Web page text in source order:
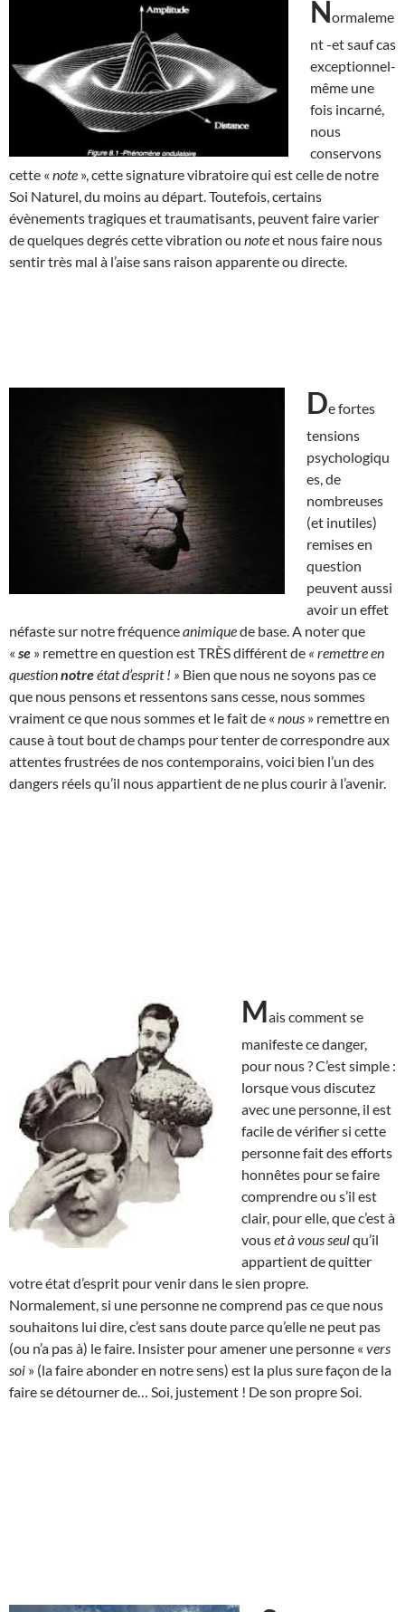
Normaleme
nt -et sauf cas
exceptionnel-
même une
fois incarné,
nous
conservons
cette « note », cette signature vibratoire qui est celle de notre
Soi Naturel, du moins au départ. Toutefois, certains
évènements tragiques et traumatisants, peuvent faire varier
de quelques degrés cette vibration ou noteet nous faire nous
sentir très mal à l’aise sans raison apparente ou directe.
De fortes
tensions
psychologiqu
es, de
nombreuses
(et inutiles)
remises en
question
peuvent aussi
avoir un effet
néfaste sur notre fréquenceanimiquede base. A noter que
« se » remettre en question est TRÈS différent de « remettre en
questionnotreétat d’esprit ! » Bien que nous ne soyons pas ce
que nous pensons et ressentons sans cesse, nous sommes
vraiment ce que nous sommes et le fait de « nous » remettre en
cause à tout bout de champs pour tenter de correspondre aux
attentes frustrées de nos contemporains, voici bien l’un des
dangers réels qu’il nous appartient de ne plus courir à l’avenir.
Mais comment se
manifeste ce danger,
pour nous ? C’est simple :
lorsque vous discutez
avec une personne, il est
facile de vérifier si cette
personne fait des efforts
honnêtes pour se faire
comprendre ou s’il est
clair, pour elle, que c’est à
vouset à vous seulqu’il
appartient de quitter
votre état d’esprit pour venir dans le sien propre.
Normalement, si une personne ne comprend pas ce que nous
souhaitons lui dire, c’est sans doute parce qu’elle ne peut pas
(ou n’a pas à) le faire. Insister pour amener une personne « vers
soi » (la faire abonder en notre sens) est la plus sure façon de la
faire se détourner de… Soi, justement ! De son propre Soi.